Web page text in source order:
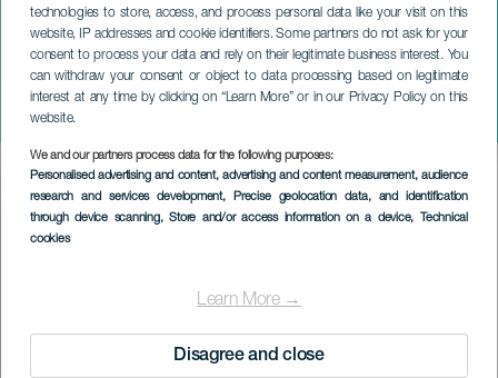
technologies to store, access, and process personal data like your visit on this
website, IP addresses and cookie identifiers. Some partners do not ask for your
consent to process your data and rely on their legitimate business interest. You
can withdraw your consent or object to data processing based on legitimate
interest at any time by clicking on “Learn More” or in our Privacy Policy on this
website.
We and our partners process data for the following purposes:
Personalised advertising and content, advertising and content measurement, audience
research and services development, Precise geolocation data, and identification
through device scanning, Store and/or access information on a device, Technical
cookies
Learn More →
Disagree and close
Den komiksů
LANZAROTE
Imagen
Listado